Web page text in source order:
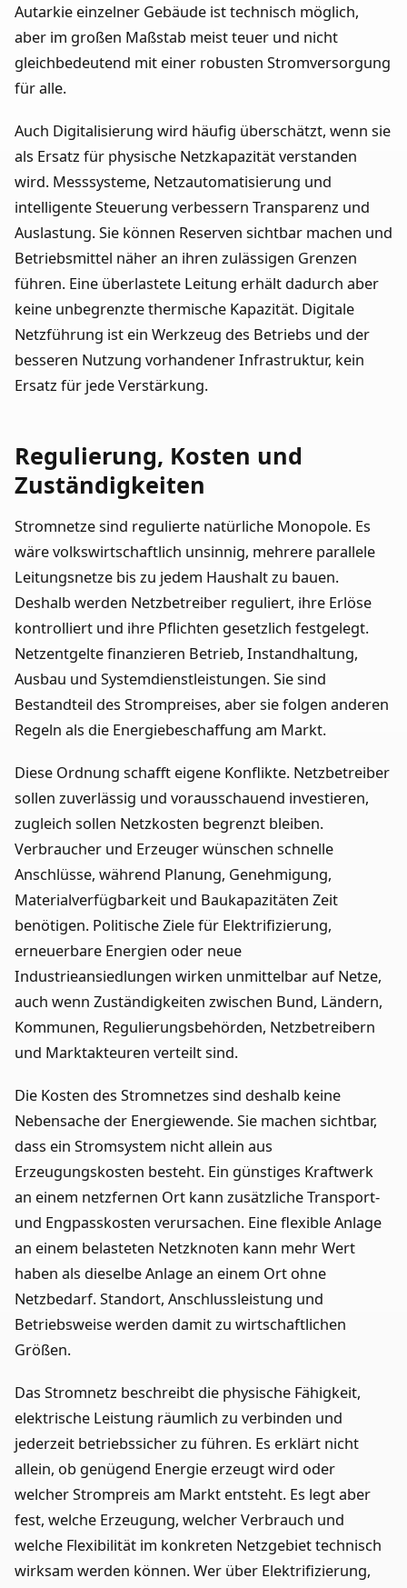
Autarkie einzelner Gebäude ist technisch möglich,
aber im großen Maßstab meist teuer und nicht
gleichbedeutend mit einer robusten Stromversorgung
für alle.
Auch Digitalisierung wird häufig überschätzt, wenn sie
als Ersatz für physische Netzkapazität verstanden
wird. Messsysteme, Netzautomatisierung und
intelligente Steuerung verbessern Transparenz und
Auslastung. Sie können Reserven sichtbar machen und
Betriebsmittel näher an ihren zulässigen Grenzen
führen. Eine überlastete Leitung erhält dadurch aber
keine unbegrenzte thermische Kapazität. Digitale
Netzführung ist ein Werkzeug des Betriebs und der
besseren Nutzung vorhandener Infrastruktur, kein
Ersatz für jede Verstärkung.
Regulierung, Kosten und
Zuständigkeiten
Stromnetze sind regulierte natürliche Monopole. Es
wäre volkswirtschaftlich unsinnig, mehrere parallele
Leitungsnetze bis zu jedem Haushalt zu bauen.
Deshalb werden Netzbetreiber reguliert, ihre Erlöse
kontrolliert und ihre Pflichten gesetzlich festgelegt.
Netzentgelte finanzieren Betrieb, Instandhaltung,
Ausbau und Systemdienstleistungen. Sie sind
Bestandteil des Strompreises, aber sie folgen anderen
Regeln als die Energiebeschaffung am Markt.
Diese Ordnung schafft eigene Konflikte. Netzbetreiber
sollen zuverlässig und vorausschauend investieren,
zugleich sollen Netzkosten begrenzt bleiben.
Verbraucher und Erzeuger wünschen schnelle
Anschlüsse, während Planung, Genehmigung,
Materialverfügbarkeit und Baukapazitäten Zeit
benötigen. Politische Ziele für Elektrifizierung,
erneuerbare Energien oder neue
Industrieansiedlungen wirken unmittelbar auf Netze,
auch wenn Zuständigkeiten zwischen Bund, Ländern,
Kommunen, Regulierungsbehörden, Netzbetreibern
und Marktakteuren verteilt sind.
Die Kosten des Stromnetzes sind deshalb keine
Nebensache der Energiewende. Sie machen sichtbar,
dass ein Stromsystem nicht allein aus
Erzeugungskosten besteht. Ein günstiges Kraftwerk
an einem netzfernen Ort kann zusätzliche Transport-
und Engpasskosten verursachen. Eine flexible Anlage
an einem belasteten Netzknoten kann mehr Wert
haben als dieselbe Anlage an einem Ort ohne
Netzbedarf. Standort, Anschlussleistung und
Betriebsweise werden damit zu wirtschaftlichen
Größen.
Das Stromnetz beschreibt die physische Fähigkeit,
elektrische Leistung räumlich zu verbinden und
jederzeit betriebssicher zu führen. Es erklärt nicht
allein, ob genügend Energie erzeugt wird oder
welcher Strompreis am Markt entsteht. Es legt aber
fest, welche Erzeugung, welcher Verbrauch und
welche Flexibilität im konkreten Netzgebiet technisch
wirksam werden können. Wer über Elektrifizierung,